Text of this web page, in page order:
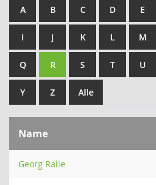
A B C D E
I J K L M
Q R S T U
Y Z Alle
Name
Georg Ralle